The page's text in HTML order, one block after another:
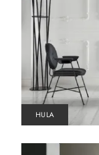
HULA